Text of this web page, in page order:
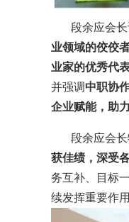
段余应会长
业领域的佼佼
业家的优秀代表
并强调中职协
企业赋能，助
段余应会长
获佳绩，深受
务互补、目标
续发挥重要作